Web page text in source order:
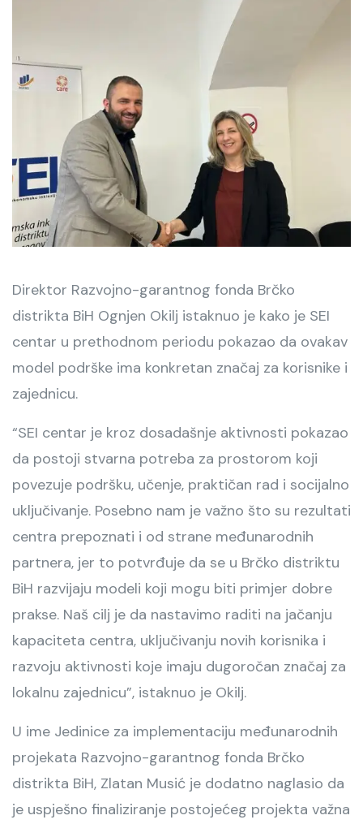
Direktor Razvojno-garantnog fonda Brčko
distrikta BiH Ognjen Okilj istaknuo je kako je SEI
centar u prethodnom periodu pokazao da ovakav
model podrške ima konkretan značaj za korisnike i
zajednicu.
“SEI centar je kroz dosadašnje aktivnosti pokazao
da postoji stvarna potreba za prostorom koji
povezuje podršku, učenje, praktičan rad i socijalno
uključivanje. Posebno nam je važno što su rezultati
centra prepoznati i od strane međunarodnih
partnera, jer to potvrđuje da se u Brčko distriktu
BiH razvijaju modeli koji mogu biti primjer dobre
prakse. Naš cilj je da nastavimo raditi na jačanju
kapaciteta centra, uključivanju novih korisnika i
razvoju aktivnosti koje imaju dugoročan značaj za
lokalnu zajednicu”, istaknuo je Okilj.
U ime Jedinice za implementaciju međunarodnih
projekata Razvojno-garantnog fonda Brčko
distrikta BiH, Zlatan Musić je dodatno naglasio da
je uspješno finaliziranje postojećeg projekta važna